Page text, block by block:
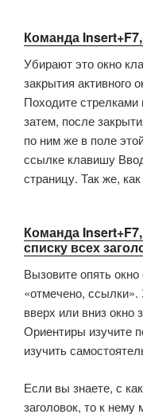
Команда
Убирают это окно
закрытия активного
Походите стрелками
затем, после
по ним же в поле
ссылке клавишу
страницу. Так же,
Команда
списку всех
Вызовите опять
«отмечено,
вверх или вниз окно
Ориентиры изучите
изучить
Если вы знаете, с
заголовок, то к